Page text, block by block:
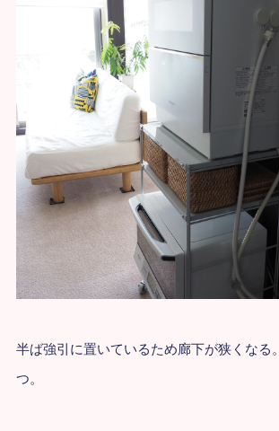
半ば強引に置いているため廊下が狭くなる。
つ。